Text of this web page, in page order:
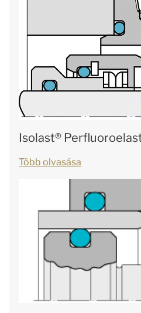
Isolast®
Több olvasása